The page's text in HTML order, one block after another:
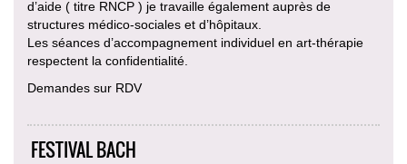
d’aide ( titre RNCP ) je travaille également auprès de
structures médico-sociales et d’hôpitaux.
Les séances d’accompagnement individuel en art-thérapie
respectent la confidentialité.
Demandes sur RDV
FESTIVAL BACH